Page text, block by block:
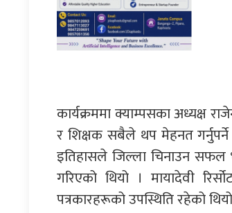
कार्यक्रममा क्याम्पसका अध्यक्ष
र शिक्षक सबैले थप मेहनत
इतिहासले जिल्ला चिनाउन सफल
गरिएको थियो । मायादेवी
पत्रकारहरूको उपस्थिति रहेको